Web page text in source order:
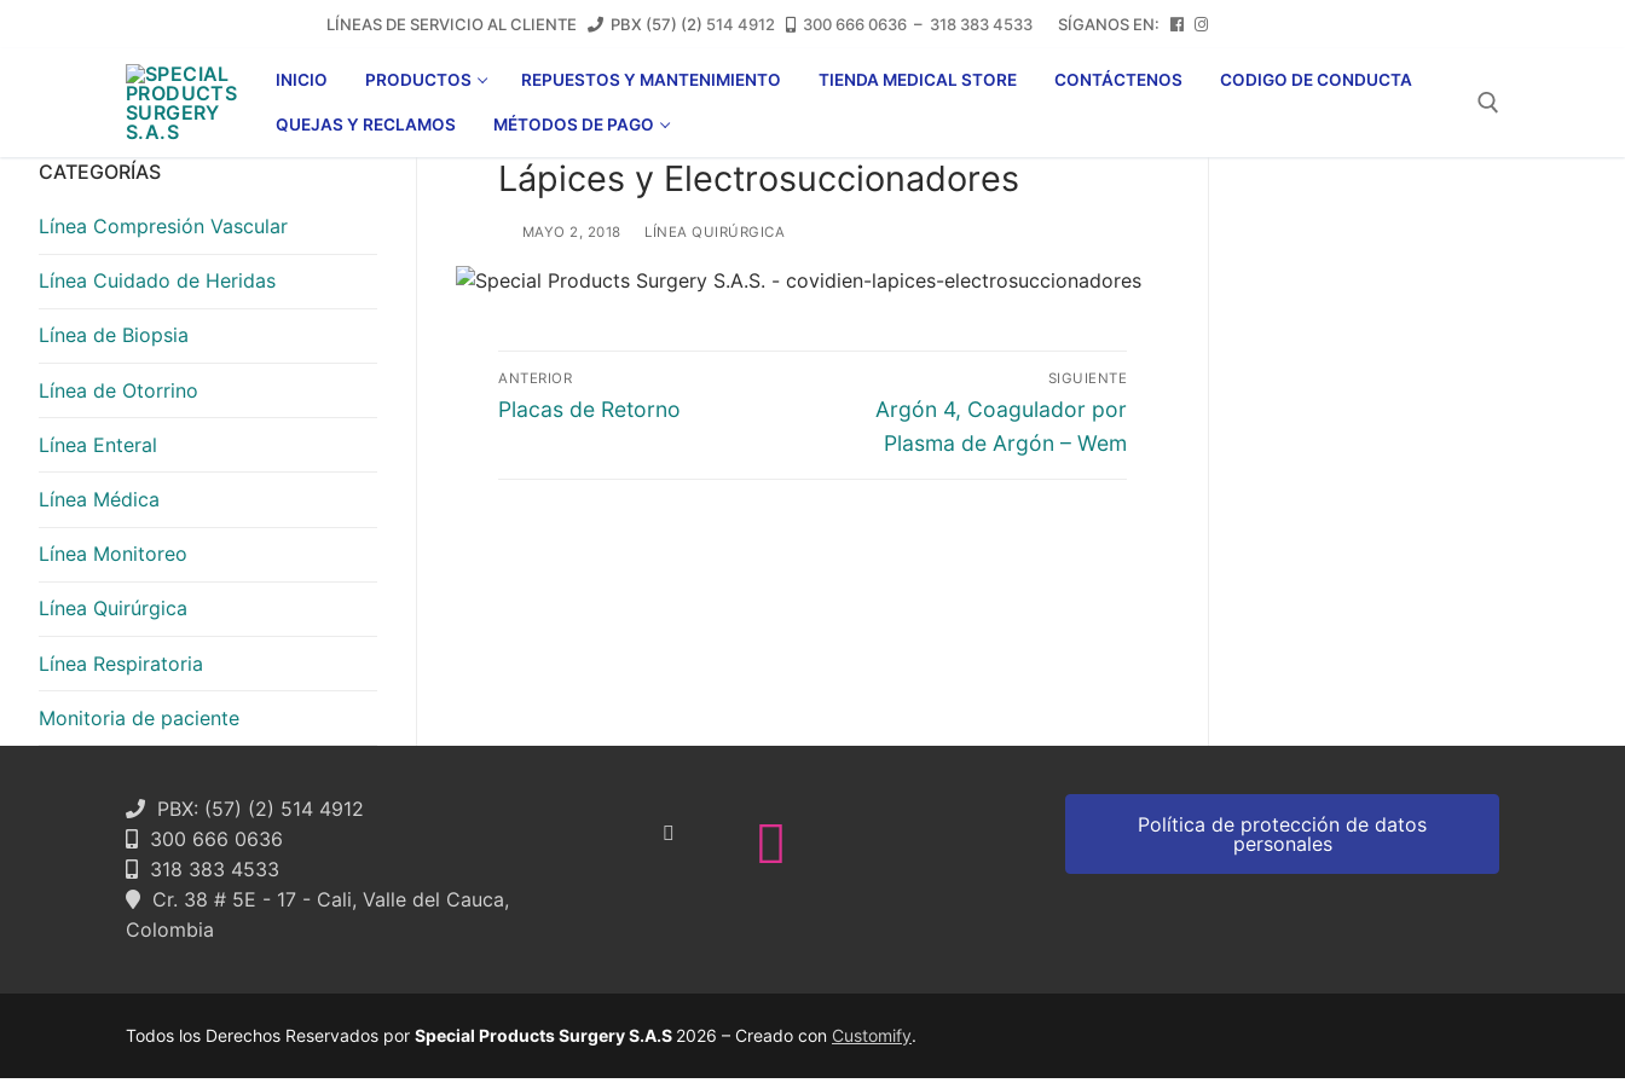
LÍNEAS DE SERVICIO AL CLIENTE PBX (57) (2) 514 4912 300 666 0636 – 318 383 4533 SÍGANOS EN:
INICIO PRODUCTOS REPUESTOS Y MANTENIMIENTO TIENDA MEDICAL STORE CONTÁCTENOS CODIGO DE CONDUCTA
QUEJAS Y RECLAMOS MÉTODOS DE PAGO
Lápices y Electrosuccionadores
MAYO 2, 2018 LÍNEA QUIRÚRGICA
Navegación
de
ANTERIOR
Entrada
Placas de Retorno
SIGUIENTE
Entrada
siguiente:
Argón 4, Coagulador por
Plasma de Argón – Wem
CATEGORÍAS
Línea Compresión Vascular
Línea Cuidado de Heridas
Línea de Biopsia
Línea de Otorrino
Línea Enteral
Línea Médica
Línea Monitoreo
Línea Quirúrgica
Línea Respiratoria
Monitoria de paciente
PBX: (57) (2) 514 4912
300 666 0636
318 383 4533
Cr. 38 # 5E - 17 - Cali, Valle del Cauca,
Colombia
Política de protección de datos
personales
Todos los Derechos Reservados por Special Products Surgery S.A.S 2026 – Creado con Customify.